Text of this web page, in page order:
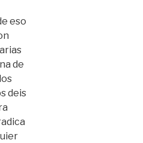
eso
de
deis